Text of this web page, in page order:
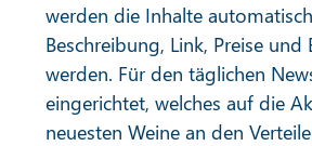
werden die Inhalte
Beschreibung, Link, Preise
werden. Für den täglichen
eingerichtet, welches auf die
neuesten Weine an den